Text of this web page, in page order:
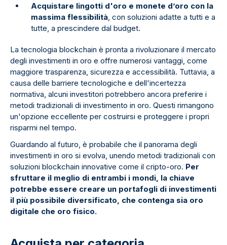
Acquistare lingotti d'oro e monete d’oro con la
massima flessibilità, con soluzioni adatte a tutti e a
tutte, a prescindere dal budget.
La tecnologia blockchain è pronta a rivoluzionare il mercato
degli investimenti in oro e offre numerosi vantaggi, come
maggiore trasparenza, sicurezza e accessibilità. Tuttavia, a
causa delle barriere tecnologiche e dell'incertezza
normativa, alcuni investitori potrebbero ancora preferire i
metodi tradizionali di investimento in oro. Questi rimangono
un'opzione eccellente per costruirsi e proteggere i propri
risparmi nel tempo.
Guardando al futuro, è probabile che il panorama degli
investimenti in oro si evolva, unendo metodi tradizionali con
soluzioni blockchain innovative come il cripto-oro. Per
sfruttare il meglio di entrambi i mondi, la chiave
potrebbe essere creare un portafogli di investimenti
il più possibile diversificato, che contenga sia oro
digitale che oro fisico.